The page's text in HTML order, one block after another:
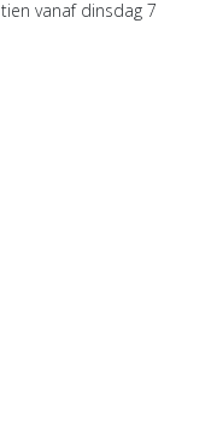
vanaf dinsdag 7